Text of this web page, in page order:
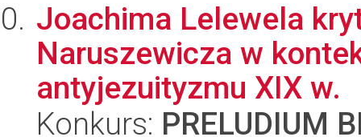
Joachima Lelewela
Naruszewicza w
antyjezuityzmu XIX w.
Konkurs: PRELUDIUM